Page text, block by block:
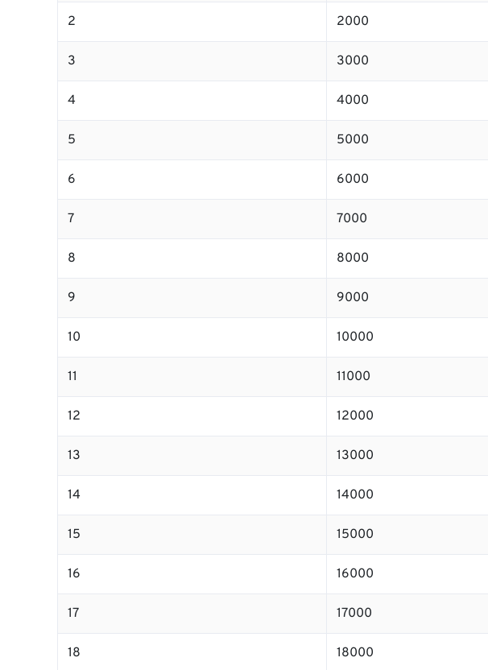
2 2000
3 3000
4 4000
5 5000
6 6000
7 7000
8 8000
9 9000
10 10000
11 11000
12 12000
13 13000
14 14000
15 15000
16 16000
17 17000
18 18000